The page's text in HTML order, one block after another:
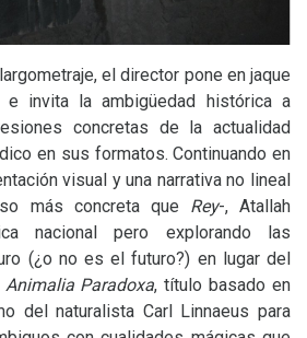
el director pone en jaque
e invita la ambigüedad histórica a
concretas de la actualidad
en sus formatos. Continuando en
visual y una narrativa no lineal
más concreta que Rey-, Atallah
nacional pero explorando las
(¿o no es el futuro?) en lugar del
Animalia Paradoxa, título basado en
del naturalista Carl Linnaeus para